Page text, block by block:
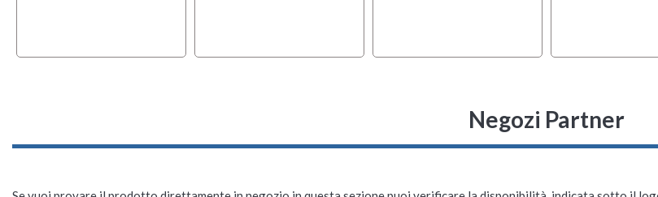
Negozi Partner